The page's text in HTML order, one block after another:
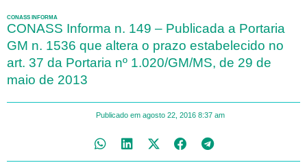
CONASS INFORMA
CONASS Informa n. 149 – Publicada a Portaria
GM n. 1536 que altera o prazo estabelecido no
art. 37 da Portaria nº 1.020/GM/MS, de 29 de
maio de 2013
Publicado em agosto 22, 2016 8:37 am